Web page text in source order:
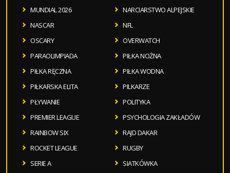
MUNDIAL 2026
NARCIARSTWO ALPEJSKIE
NASCAR
NFL
OSCARY
OVERWATCH
PARAOLIMPIADA
PIŁKA NOŻNA
PIŁKA RĘCZNA
PIŁKA WODNA
PIŁKARSKA ELITA
PILKARZE
PŁYWANIE
POLITYKA
PREMIER LEAGUE
PSYCHOLOGIA ZAKŁADÓW
RAINBOW SIX
RAJD DAKAR
ROCKET LEAGUE
RUGBY
SERIE A
SIATKÓWKA